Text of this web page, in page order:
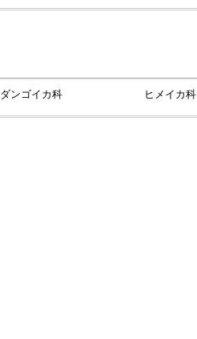
ダンゴイカ科 ヒメイカ科